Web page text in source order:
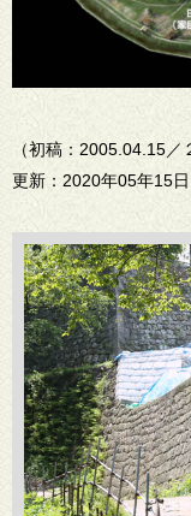
（初稿：2005.04.15
更新：2020年05年15日